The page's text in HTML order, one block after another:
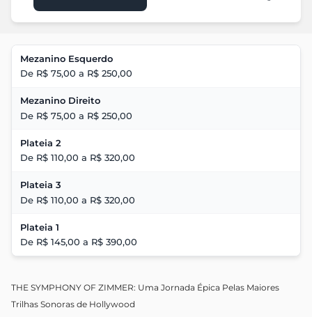
Mezanino Esquerdo
De R$ 75,00 a R$ 250,00
Mezanino Direito
De R$ 75,00 a R$ 250,00
Plateia 2
De R$ 110,00 a R$ 320,00
Plateia 3
De R$ 110,00 a R$ 320,00
Plateia 1
De R$ 145,00 a R$ 390,00
THE SYMPHONY OF ZIMMER: Uma Jornada Épica Pelas Maiores
Trilhas Sonoras de Hollywood